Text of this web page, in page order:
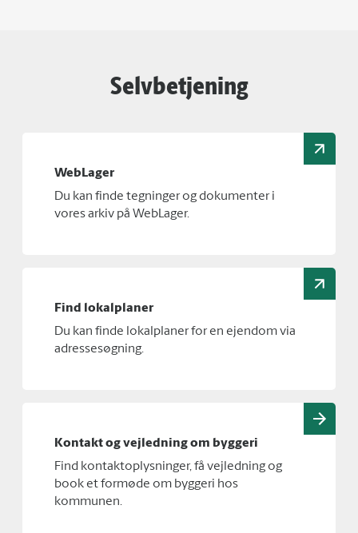
Selvbetjening
WebLager
Du kan finde tegninger og dokumenter i
vores arkiv på WebLager.
Find lokalplaner
Du kan finde lokalplaner for en ejendom via
adressesøgning.
Kontakt og vejledning om byggeri
Find kontaktoplysninger, få vejledning og
book et formøde om byggeri hos
kommunen.